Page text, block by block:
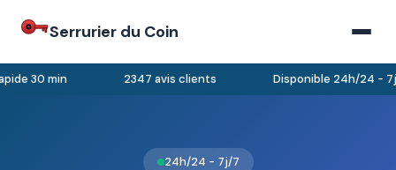
Serrurier du Coin
30 min 2347 avis clients Disponible 24h/24 - 7j/
24h/24 - 7j/7